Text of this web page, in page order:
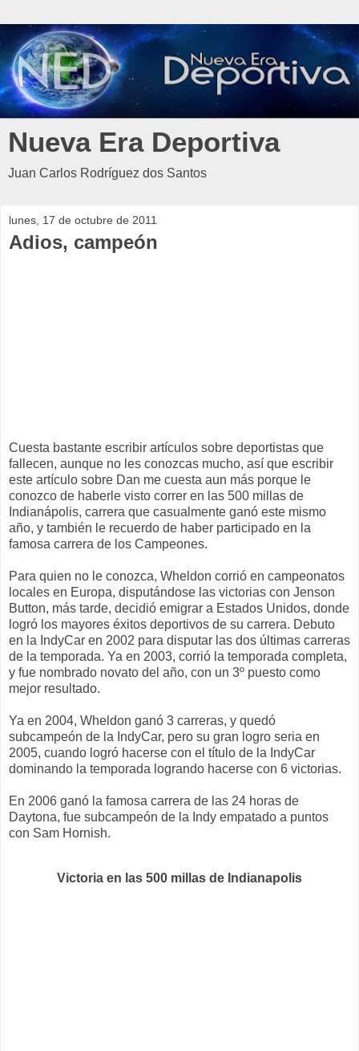
Nueva Era Deportiva
Juan Carlos Rodríguez dos Santos
lunes, 17 de octubre de 2011
Adios, campeón
Cuesta bastante escribir artículos sobre deportistas que
fallecen, aunque no les conozcas mucho, así que escribir
este artículo sobre Dan me cuesta aun más porque le
conozco de haberle visto correr en las 500 millas de
Indianápolis, carrera que casualmente ganó este mismo
año, y también le recuerdo de haber participado en la
famosa carrera de los Campeones.
Para quien no le conozca, Wheldon corrió en campeonatos
locales en Europa, disputándose las victorias con Jenson
Button, más tarde, decidió emigrar a Estados Unidos, donde
logró los mayores éxitos deportivos de su carrera. Debuto
en la IndyCar en 2002 para disputar las dos últimas carreras
de la temporada. Ya en 2003, corrió la temporada completa,
y fue nombrado novato del año, con un 3º puesto como
mejor resultado.
Ya en 2004, Wheldon ganó 3 carreras, y quedó
subcampeón de la IndyCar, pero su gran logro seria en
2005, cuando logró hacerse con el título de la IndyCar
dominando la temporada logrando hacerse con 6 victorias.
En 2006 ganó la famosa carrera de las 24 horas de
Daytona, fue subcampeón de la Indy empatado a puntos
con Sam Hornish.
Victoria en las 500 millas de Indianapolis